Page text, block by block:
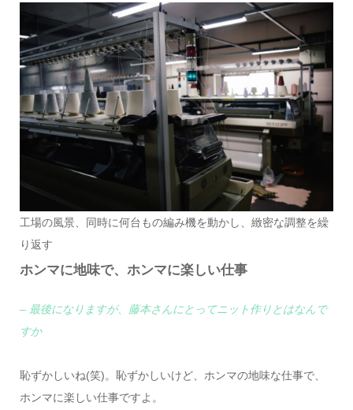
工場の風景、同時に何台もの編み機を動かし、緻密な調整を繰
り返す
ホンマに地味で、ホンマに楽しい仕事
– 最後になりますが、藤本さんにとってニット作りとはなんで
すか
恥ずかしいね(笑)。恥ずかしいけど、ホンマの地味な仕事で、
ホンマに楽しい仕事ですよ。